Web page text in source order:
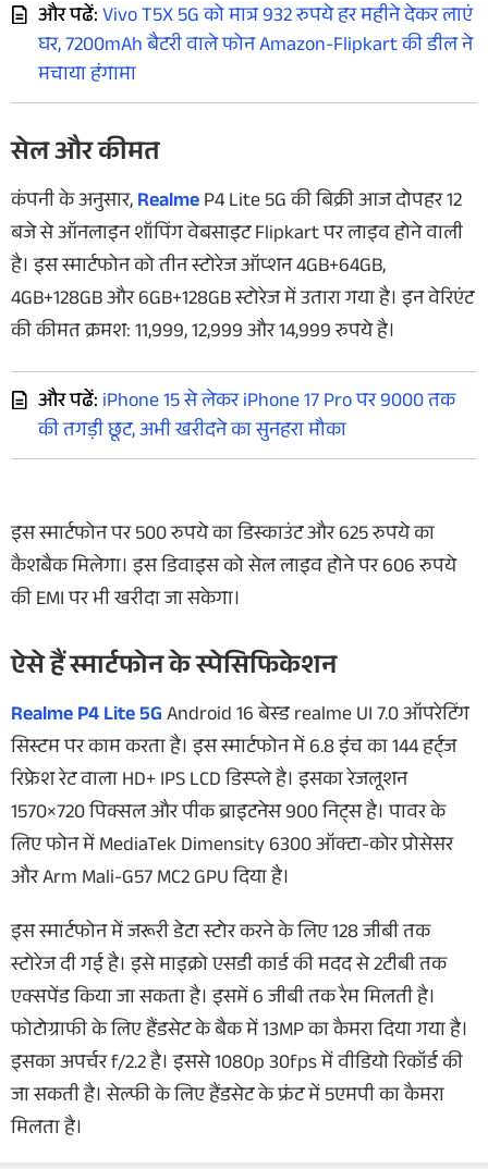
और पढें:Vivo T5X 5G को मात्र 932 रुपये हर महीने देकर लाएं
घर, 7200mAh बैटरी वाले फोन Amazon-Flipkart की डील ने
मचाया हंगामा
सेल और कीमत
कंपनी के अनुसार,RealmeP4 Lite 5G की बिक्री आज दोपहर 12
बजे से ऑनलाइन शॉपिंग वेबसाइट Flipkart पर लाइव होने वाली
है। इस स्मार्टफोन को तीन स्टोरेज ऑप्शन 4GB+64GB,
4GB+128GB और 6GB+128GB स्टोरेज में उतारा गया है। इन वेरिएंट
की कीमत क्रमश: 11,999, 12,999 और 14,999 रुपये है।
और पढें: iPhone 15 से लेकर iPhone 17 Pro पर 9000 तक
की तगड़ी छूट, अभी खरीदने का सुनहरा मौका
इस स्मार्टफोन पर 500 रुपये का डिस्काउंट और 625 रुपये का
कैशबैक मिलेगा। इस डिवाइस को सेल लाइव होने पर 606 रुपये
की EMI पर भी खरीदा जा सकेगा।
ऐसे हैं स्मार्टफोन के स्पेसिफिकेशन
Realme P4 Lite 5GAndroid 16 बेस्ड realme UI 7.0 ऑपरेटिंग
सिस्टम पर काम करता है। इस स्मार्टफोन में 6.8 इंच का 144 हर्ट्ज
रिफ्रेश रेट वाला HD+ IPS LCD डिस्प्ले है। इसका रेजलूशन
1570×720 पिक्सल और पीक ब्राइटनेस 900 निट्स है। पावर के
लिए फोन में MediaTek Dimensity 6300 ऑक्टा-कोर प्रोसेसर
और Arm Mali-G57 MC2 GPU दिया है।
इस स्मार्टफोन में जरूरी डेटा स्टोर करने के लिए 128 जीबी तक
स्टोरेज दी गई है। इसे माइक्रो एसडी कार्ड की मदद से 2टीबी तक
एक्सपेंड किया जा सकता है। इसमें 6 जीबी तक रैम मिलती है।
फोटोग्राफी के लिए हैंडसेट के बैक में 13MP का कैमरा दिया गया है।
इसका अपर्चर f/2.2 है। इससे 1080p 30fps में वीडियो रिकॉर्ड की
जा सकती है। सेल्फी के लिए हैंडसेट के फ्रंट में 5एमपी का कैमरा
मिलता है।